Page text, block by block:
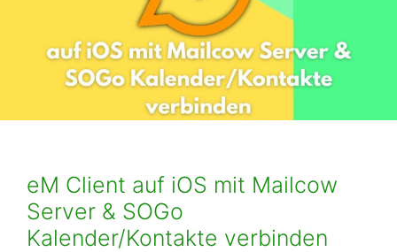
eM Client auf iOS mit Mailcow
Server & SOGo
Kalender/Kontakte verbinden